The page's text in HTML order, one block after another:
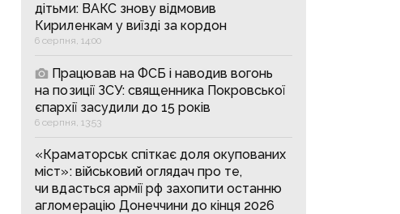
дітьми: ВАКС знову відмовив
Кириленкам у виїзді за кордон
6 серпня, 14:00
Працював на ФСБ і наводив вогонь
на позиції ЗСУ: священника Покровської
єпархії засудили до 15 років
6 серпня, 13:53
«Краматорськ спіткає доля окупованих
міст»: військовий оглядач про те,
чи вдасться армії рф захопити останню
агломерацію Донеччини до кінця 2026